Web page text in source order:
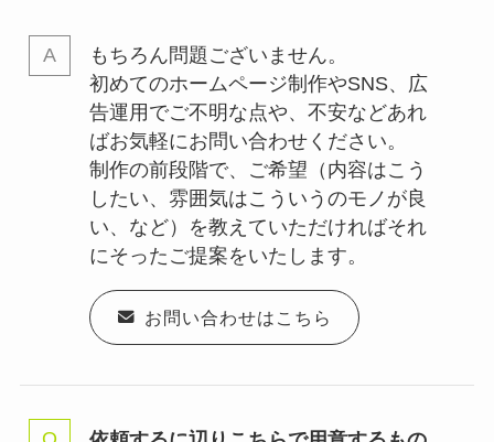
もちろん問題ございません。
初めてのホームページ制作やSNS、広
告運用でご不明な点や、不安などあれ
ばお気軽にお問い合わせください。
制作の前段階で、ご希望（内容はこう
したい、雰囲気はこういうのモノが良
い、など）を教えていただければそれ
にそったご提案をいたします。
お問い合わせはこちら